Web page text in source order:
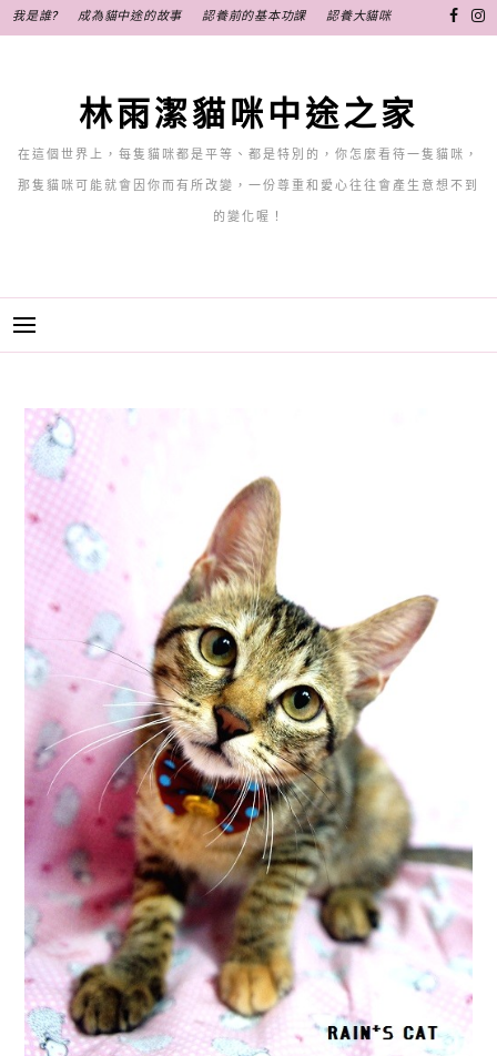
至
我是誰? 成為貓中途的故事 認養前的基本功課 認養大貓咪
林雨潔貓咪中途之家
在這個世界上，每隻貓咪都是平等、都是特別的，你怎麼看待一隻貓咪，
那隻貓咪可能就會因你而有所改變，一份尊重和愛心往往會產生意想不到
的變化喔！